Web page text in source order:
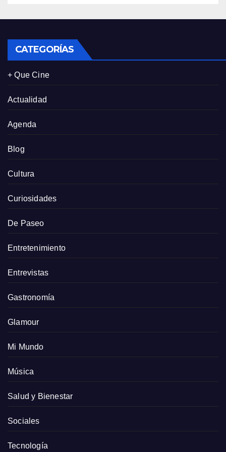
CATEGORÍAS
+ Que Cine
Actualidad
Agenda
Blog
Cultura
Curiosidades
De Paseo
Entretenimiento
Entrevistas
Gastronomía
Glamour
Mi Mundo
Música
Salud y Bienestar
Sociales
Tecnología